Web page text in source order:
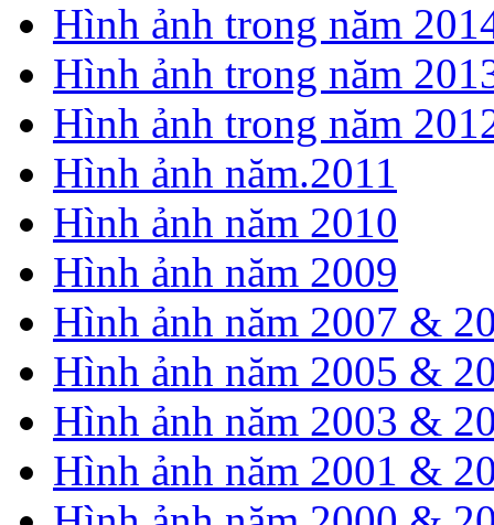
Hình ảnh trong năm
Hình ảnh trong năm
Hình ảnh trong năm
Hình ảnh năm.2011
Hình ảnh năm 2010
Hình ảnh năm 2009
Hình ảnh năm 2007 &
Hình ảnh năm 2005 &
Hình ảnh năm 2003 &
Hình ảnh năm 2001 &